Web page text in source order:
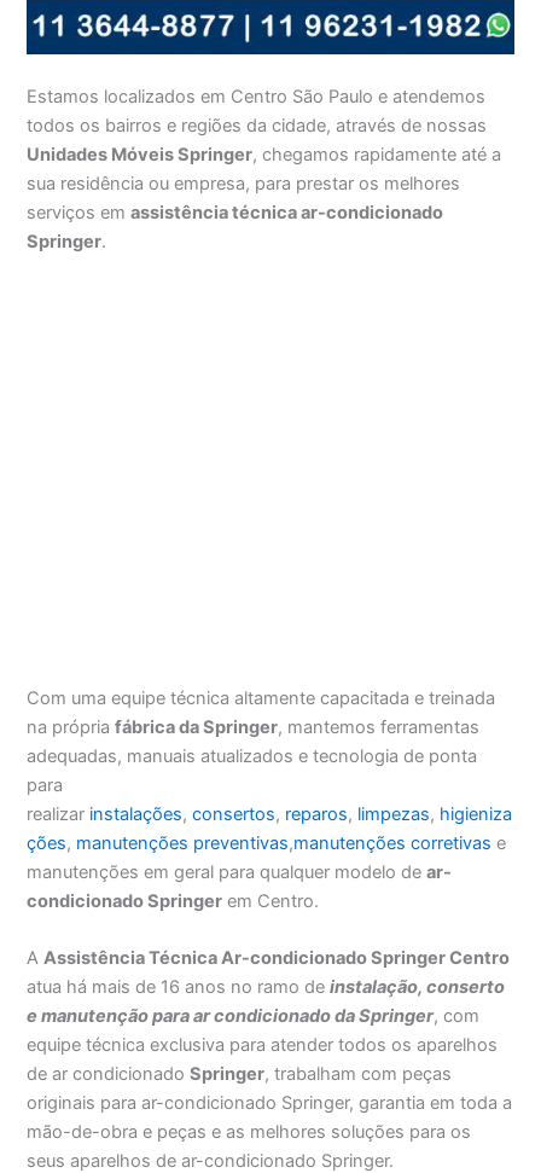
Estamos localizados em Centro São Paulo e atendemos
todos os bairros e regiões da cidade, através de nossas
Unidades Móveis Springer, chegamos rapidamente até a
sua residência ou empresa, para prestar os melhores
serviços emassistência técnica ar-condicionado
Springer.
Com uma equipe técnica altamente capacitada e treinada
na própriafábrica da Springer, mantemos ferramentas
adequadas, manuais atualizados e tecnologia de ponta
para
realizar instalações,consertos, reparos, limpezas, higieniza
ções, manutenções preventivas,manutenções corretivas e
manutenções em geral para qualquer modelo dear-
condicionado Springer em Centro.
AAssistência Técnica Ar-condicionado Springer Centro
atua há mais de 16 anos no ramo deinstalação, conserto
e manutenção para ar condicionado da Springer, com
equipe técnica exclusiva para atender todos os aparelhos
de ar condicionadoSpringer, trabalham com peças
originais para ar-condicionado Springer, garantia em toda a
mão-de-obra e peças e as melhores soluções para os
seus aparelhos de ar-condicionado Springer.